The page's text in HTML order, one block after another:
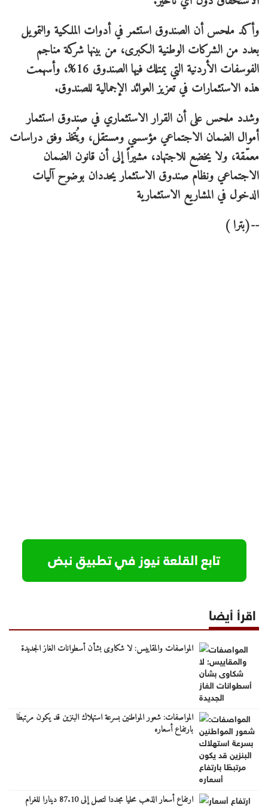
وأكد ملحس أن الصندوق استثمر في أدوات الملكية والتمويل
بعدد من الشركات الوطنية الكبرى، من بينها شركة مناجم
الفوسفات الأردنية التي يمتلك فيها الصندوق 16%، وأسهمت
هذه الاستثمارات في تعزيز العوائد الإجمالية للصندوق.
وشدد ملحس على أن القرار الاستثماري في صندوق استثمار
أموال الضمان الاجتماعي مؤسسي ومستقل، ويُتخذ وفق دراسات
معمّقة، ولا يخضع للاجتهاد، مشيراً إلى أن قانون الضمان
الاجتماعي ونظام صندوق الاستثمار يحددان بوضوح آليات
الدخول في المشاريع الاستثمارية
--(بترا )
اقرأ أيضا
المواصفات والمقاييس: لا شكاوى بشأن أسطوانات الغاز الجديدة
المواصفات: شعور المواطنين بسرعة استهلاك البنزين قد يكون مرتبطًا
بارتفاع أسعاره
ارتفاع أسعار الذهب محليا مجددا لتصل إلى 87.10 دينارا للغرام